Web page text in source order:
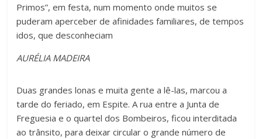
Primos”, em festa, num momento onde muitos se
puderam aperceber de afinidades familiares, de tempos
idos, que desconheciam
AURÉLIA MADEIRA
Duas grandes lonas e muita gente a lê-las, marcou a
tarde do feriado, em Espite. A rua entre a Junta de
Freguesia e o quartel dos Bombeiros, ficou interditada
ao trânsito, para deixar circular o grande número de